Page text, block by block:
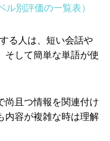
ル別評価の一覧表）
る人は、短い会話や
そして簡単な単語が使
尚且つ情報を関連付け
内容が複雑な時は理解